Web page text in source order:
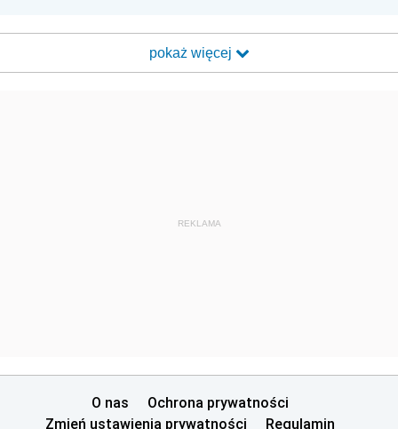
pokaż więcej
REKLAMA
O nas
Ochrona prywatności
Zmień ustawienia prywatności
Regulamin